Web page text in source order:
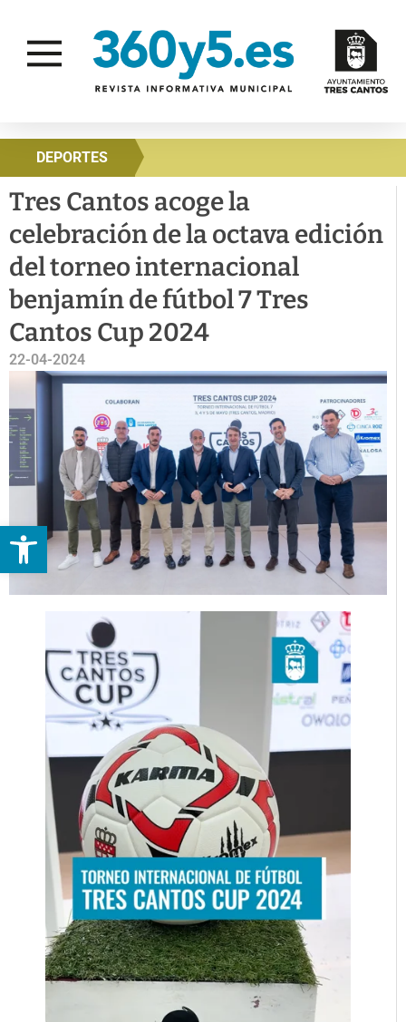
Abrir barra de herramientas
DEPORTES
Tres Cantos acoge la
celebración de la octava edición
del torneo internacional
benjamín de fútbol 7 Tres
Cantos Cup 2024
22-04-2024